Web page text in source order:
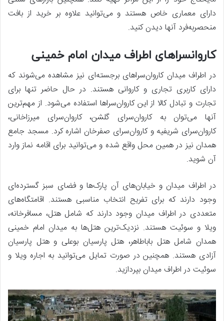
دارای معماری خاص هستند و می‌توانید علاوه بر خرید از بافت
منحصربه‌فرد آنها دیدن کنید.
کاروانسراهای اطراف میدان امام خمینی
در اطراف میدان کاروان‌سراهای برجسته‌ای نیز مشاهده می‌شوند که
دارای کاربری تجاری و کاروانی هستند. در حال حاضر تنها برای
تجارت و تبادل کالا از این کاروان‌سراها استفاده می‌شود. از مهم‌ترین
آنها می‌توان به کاروان‌سرای گلشن، کاروان‌سرای میرزاخانی،
کاروان‌سرای شریفیه و کاروان‌سرای صفرخان اشاره کرد. مسجد جامع
همدان نیز در همین محل واقع شده و می‌توانید برای اقامه نماز وارد
آن شوید.
در اطراف میدان و خیابان‌های آن پارک‌ها و فضای سبز گسترده‌ای
وجود دارند که برای تفریح انتخاب مناسبی هستند. اقامتگاه‌های
متعددی در اطراف میدان وجود دارند که شامل هتل، مسافرخانه،
ویلا و سوئیت هستند. نزدیک‌ترین هتل‌ها به میدان امام خمینی
همدان شامل هتل باباطاهر، هتل پارسیان بوعلی و هتل پارسیان
آزادی هستند. همچنین در صورت تمایل می‌توانید به اجاره ویلا و
سوئیت در اطراف میدان بپردازید.